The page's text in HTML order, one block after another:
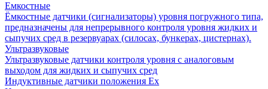
Емкостные
Ёмкостные датчики (сигнализаторы) уровня погружного типа,
предназначены для непрерывного контроля уровня жидких и
сыпучих сред в резервуарах (силосах, бункерах, цистернах).
Ультразвуковые
Ультразвуковые датчики контроля уровня с аналоговым
выходом для жидких и сыпучих сред
Индуктивные датчики положения Ех